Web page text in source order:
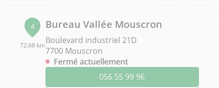
4
72.68 km
Bureau Vallée Mouscron
Boulevard industriel 21D
7700 Mouscron
Fermé actuellement
056 55 99 96